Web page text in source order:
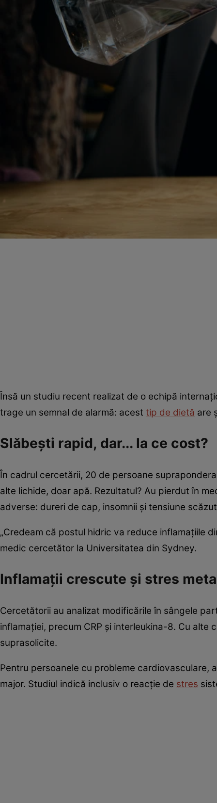
Însă un studiu recent realizat de o echipă
trage un semnal de alarmă: acest tip de dietă are
Slăbești rapid, dar... la ce cost?
În cadrul cercetării, 20 de persoane
alte lichide, doar apă. Rezultatul? Au pierdut în
adverse: dureri de cap, insomnii și tensiune
„Credeam că postul hidric va reduce inflamațiile
medic cercetător la Universitatea din Sydney.
Inflamații crescute și stres
Cercetătorii au analizat modificările în sângele
inflamației, precum CRP și interleukina-8. Cu
suprasolicite.
Pentru persoanele cu probleme
major. Studiul indică inclusiv o reacție de stres